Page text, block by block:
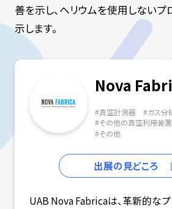
善を示し、ヘリウムを使用しない
示します。
Nova
#真空計測器 #ガス分
#その他の真空利用装置
#その他
出展の見どころ
UAB Nova Fabricaは、革新的な